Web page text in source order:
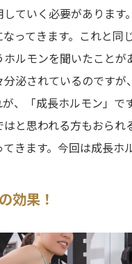
ていく必要がありま
ってきます。これと
ルモンを聞いたこと
泌されているのです
、「成長ホルモン」
と思われる方もおら
きます。今回は成長ホ
効果！